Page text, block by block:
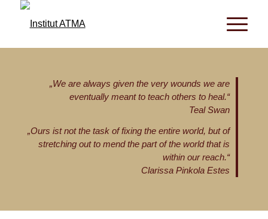
„We are always given the very wounds we are
eventually meant to teach others to heal.“
Teal Swan
„Ours ist not the task of fixing the entire world, but of
stretching out to mend the part of the world that is
within our reach.“
Clarissa Pinkola Estes